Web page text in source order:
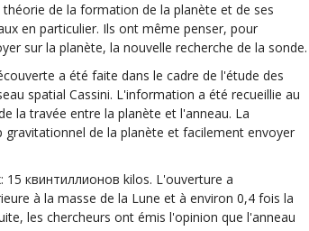
théorie de la formation de la planète et de ses
en particulier. Ils ont même penser, pour
sur la planète, la nouvelle recherche de la sonde.
a été faite dans le cadre de l'étude des
spatial Cassini. L'information a été recueillie au
la travée entre la planète et l'anneau. La
de la planète et facilement envoyer
квинтиллионов kilos. L'ouverture a
à la masse de la Lune et à environ 0,4 fois la
les chercheurs ont émis l'opinion que l'anneau